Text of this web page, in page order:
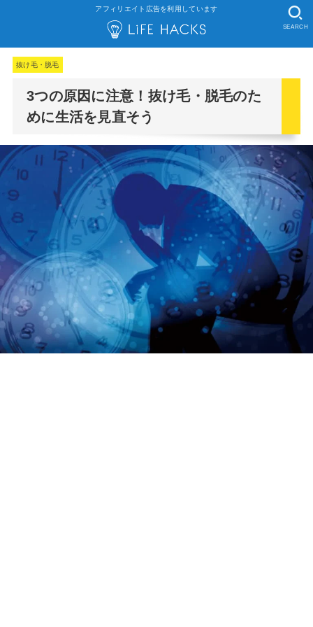
アフィリエイト広告を利用しています
SEARCH
抜け毛・脱毛
3つの原因に注意！抜け毛・脱毛のた
めに生活を見直そう